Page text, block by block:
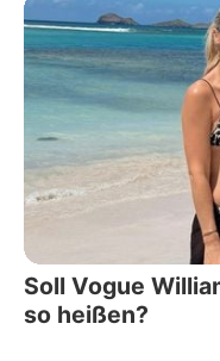
Soll Vogue
so heißen?